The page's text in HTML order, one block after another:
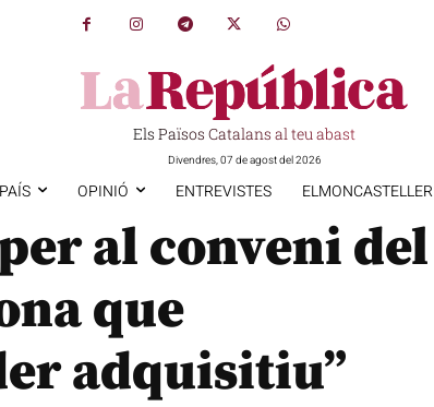
Els Països Catalans al teu abast
Divendres, 07 de agost del 2026
OPINIÓ ENTREVISTES ELMONCASTELLER
al conveni del
que
adquisitiu”